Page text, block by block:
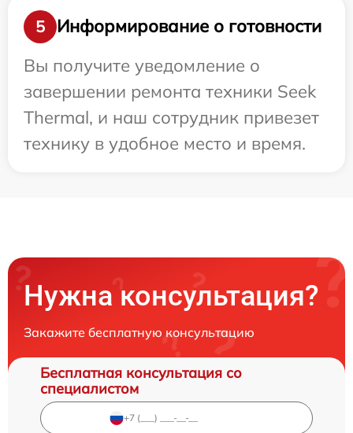
5
Информирование о готовности
Вы получите уведомление о
завершении ремонта техники Seek
Thermal, и наш сотрудник привезет
технику в удобное место и время.
Нужна консультация?
Закажите бесплатную консультацию
Бесплатная консультация со
специалистом